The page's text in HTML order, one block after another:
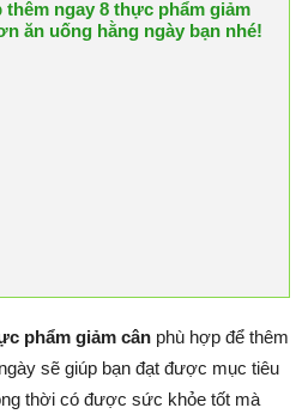
thêm ngay 8 thực phẩm giảm
ăn uống hằng ngày bạn nhé!
phẩm giảm cân phù hợp để thêm
sẽ giúp bạn đạt được mục tiêu
thời có được sức khỏe tốt mà